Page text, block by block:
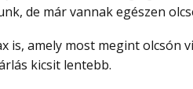
de már vannak egészen
kicsit lentebb.